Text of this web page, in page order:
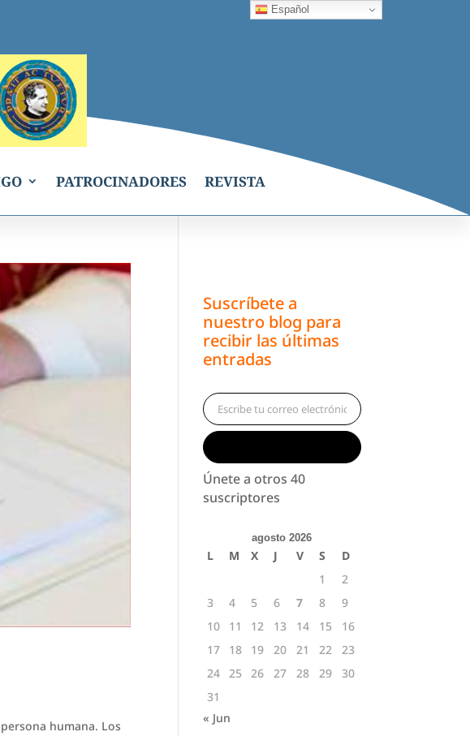
PATROCINADORES REVISTA
humana. Los
Suscríbete a
nuestro blog para
recibir las últimas
entradas
Escribe tu correo electrónico…
Únete a otros 40
suscriptores
agosto 2026
L M X J V S
D
1
2
3
4 5 6 7 8
9
10
11 12 13 14 15
16
17
18 19 20 21 22
23
24 25 26 27 28 29
30
31
« Jun
Español